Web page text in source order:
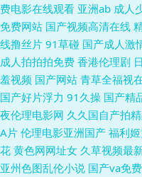
91国模 成人网在线免费观看 老
韩国 肏屄色网 日韩性爱一区二
五码 91nAV网 91在线视频青青
91在线精品免费视频 老司机在
品福利探花 婷婷蜜桃久久伊人
费电影在线观看 亚洲ab 成人
免费网站 国产视频高清在线
线撸丝片 91草碰 国产成人激
成人拍拍拍免费 香港伦理剧
羞视频 国产网站 青草全福视
国产好片浮力 91久操 国产精
夜伦理电影网 久久国自产拍
A片 伦理电影亚洲国产 福利
花 黄色网网址女 久草视频最
亚州色图乱伦小说 国产va免